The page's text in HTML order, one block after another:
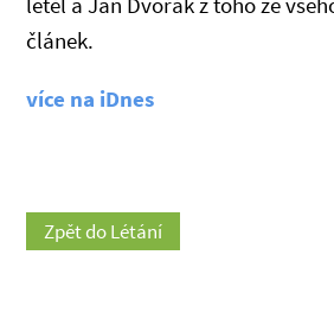
článek.
více na iDnes
Zpět do Létání